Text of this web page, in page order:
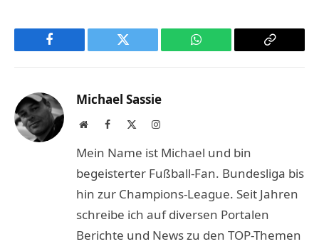
Facebook Twitter WhatsApp
Copy
Michael Sassie
WebsiteFacebook Instagram
Mein Name ist Michael und bin
begeisterter Fußball-Fan. Bundesliga bis
hin zur Champions-League. Seit Jahren
schreibe ich auf diversen Portalen
Berichte und News zu den TOP-Themen